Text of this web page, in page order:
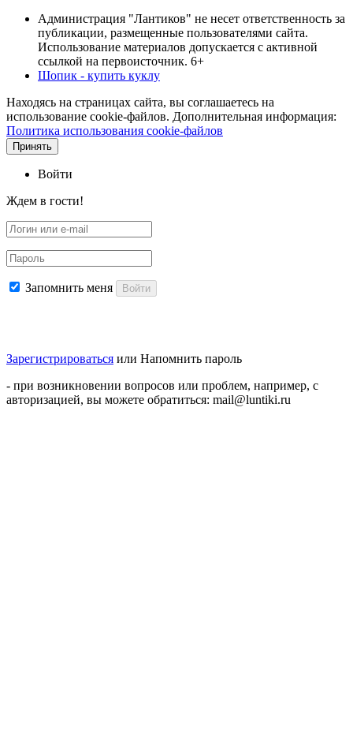
Администрация "Лантиков" не несет ответственность за
публикации, размещенные пользователями сайта.
Использование материалов допускается с активной
ссылкой на первоисточник. 6+
Шопик - купить куклу
Находясь на страницах сайта, вы соглашаетесь на
использование cookie-файлов. Дополнительная информация:
Политика использования cookie-файлов
Принять
Войти
Ждем в гости!
Запомнить меня Войти
Зарегистрироваться или Напомнить пароль
- при возникновении вопросов или проблем, например, с
авторизацией, вы можете обратиться: mail@luntiki.ru